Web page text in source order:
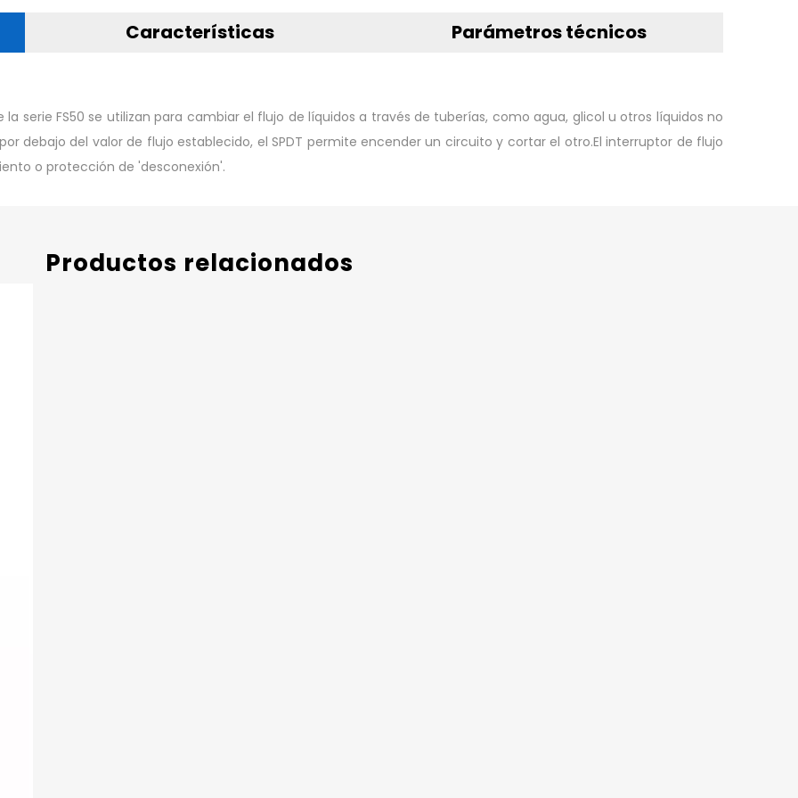
Características Parámetros técnicos
serie FS50 se utilizan para cambiar el flujo de líquidos a través de tuberías, como agua, glicol u otros líquidos no
debajo del valor de flujo establecido, el SPDT permite encender un circuito y cortar el otro.El interruptor de flujo
o protección de 'desconexión'.
Productos relacionados